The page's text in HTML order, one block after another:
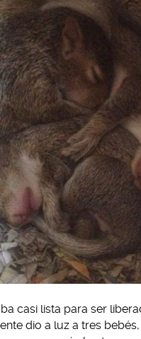
casi lista para ser
dio a luz a tres